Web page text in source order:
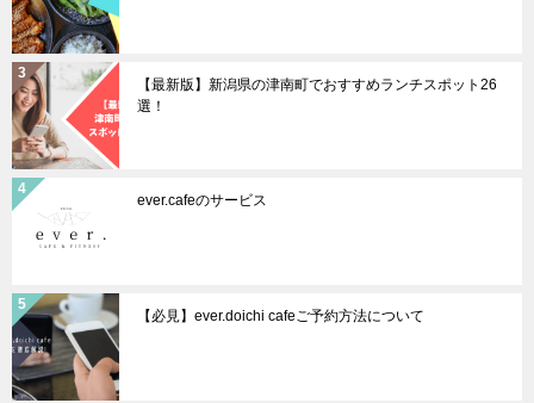
【最新版】新潟県の津南町でおすすめランチスポット26
選！
ever.cafeのサービス
【必見】ever.doichi cafeご予約方法について